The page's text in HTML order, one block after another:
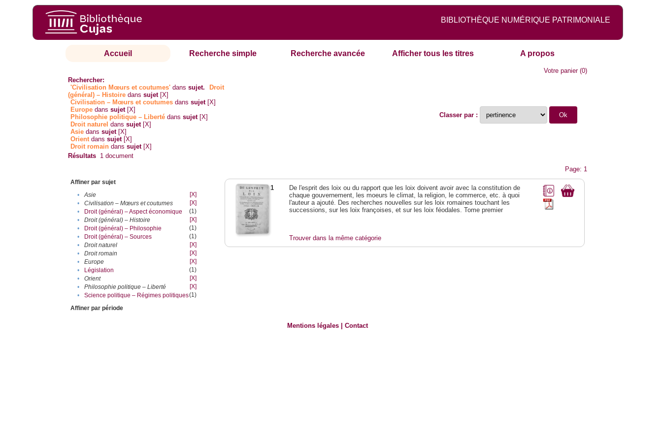
BIBLIOTHÈQUE NUMÉRIQUE PATRIMONIALE
Accueil Recherche simple Recherche avancée Afficher tous les titres A propos
Votre panier(0)
Rechercher:
'Civilisation Mœurs et coutumes' danssujet.
Droit
(général) – Histoire danssujet [X]
Civilisation – Mœurs et coutumes danssujet [X]
Europe danssujet [X]
Philosophie politique – Liberté danssujet [X]
Droit naturel danssujet [X]
Asie danssujet [X]
Orientdanssujet [X]
Droit romain danssujet [X]
Classer par :
Résultats 1 document
Page: 1
Affiner par sujet
•
Asie
[X]
•
Civilisation – Mœurs et coutumes
[X]
•
Droit (général) – Aspect économique
(1)
•
Droit (général) – Histoire
[X]
•
Droit (général) – Philosophie
(1)
•
Droit (général) – Sources
(1)
•
Droit naturel
[X]
•
Droit romain
[X]
•
Europe
[X]
•
Législation
(1)
•
Orient
[X]
•
Philosophie politique – Liberté
[X]
•
Science politique – Régimes politiques(1)
Affiner par période
1
De l'esprit des loix ou du rapport que les loix doivent avoir avec la constitution de
chaque gouvernement, les moeurs le climat, la religion, le commerce, etc. à quoi
l'auteur a ajouté. Des recherches nouvelles sur les loix romaines touchant les
successions, sur les loix françoises, et sur les loix féodales. Tome premier
Trouver dans la même catégorie
Mentions légales |Contact